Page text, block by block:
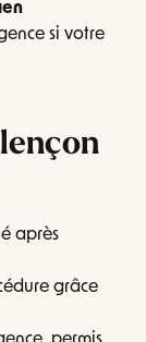
si votre
après
grâce